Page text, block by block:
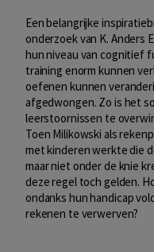
Een belangrijke
onderzoek van K. Anders
hun niveau van cognitief
training enorm kunnen
oefenen kunnen
afgedwongen. Zo is het
leerstoornissen te
Toen Milikowski als
met kinderen werkte die
maar niet onder de knie
deze regel toch gelden.
ondanks hun handicap
rekenen te verwerven?